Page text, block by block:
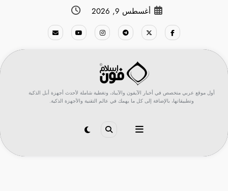
أغسطس 9, 2026
أول موقع عربي متخصص في أخبار الآيفون والآيباد، وتغطية شاملة لأحدث أجهزة أبل الذكية
وتطبيقاتها، بالإضافة إلى كل ما يهمك في عالم التقنية والأجهزة الذكية.